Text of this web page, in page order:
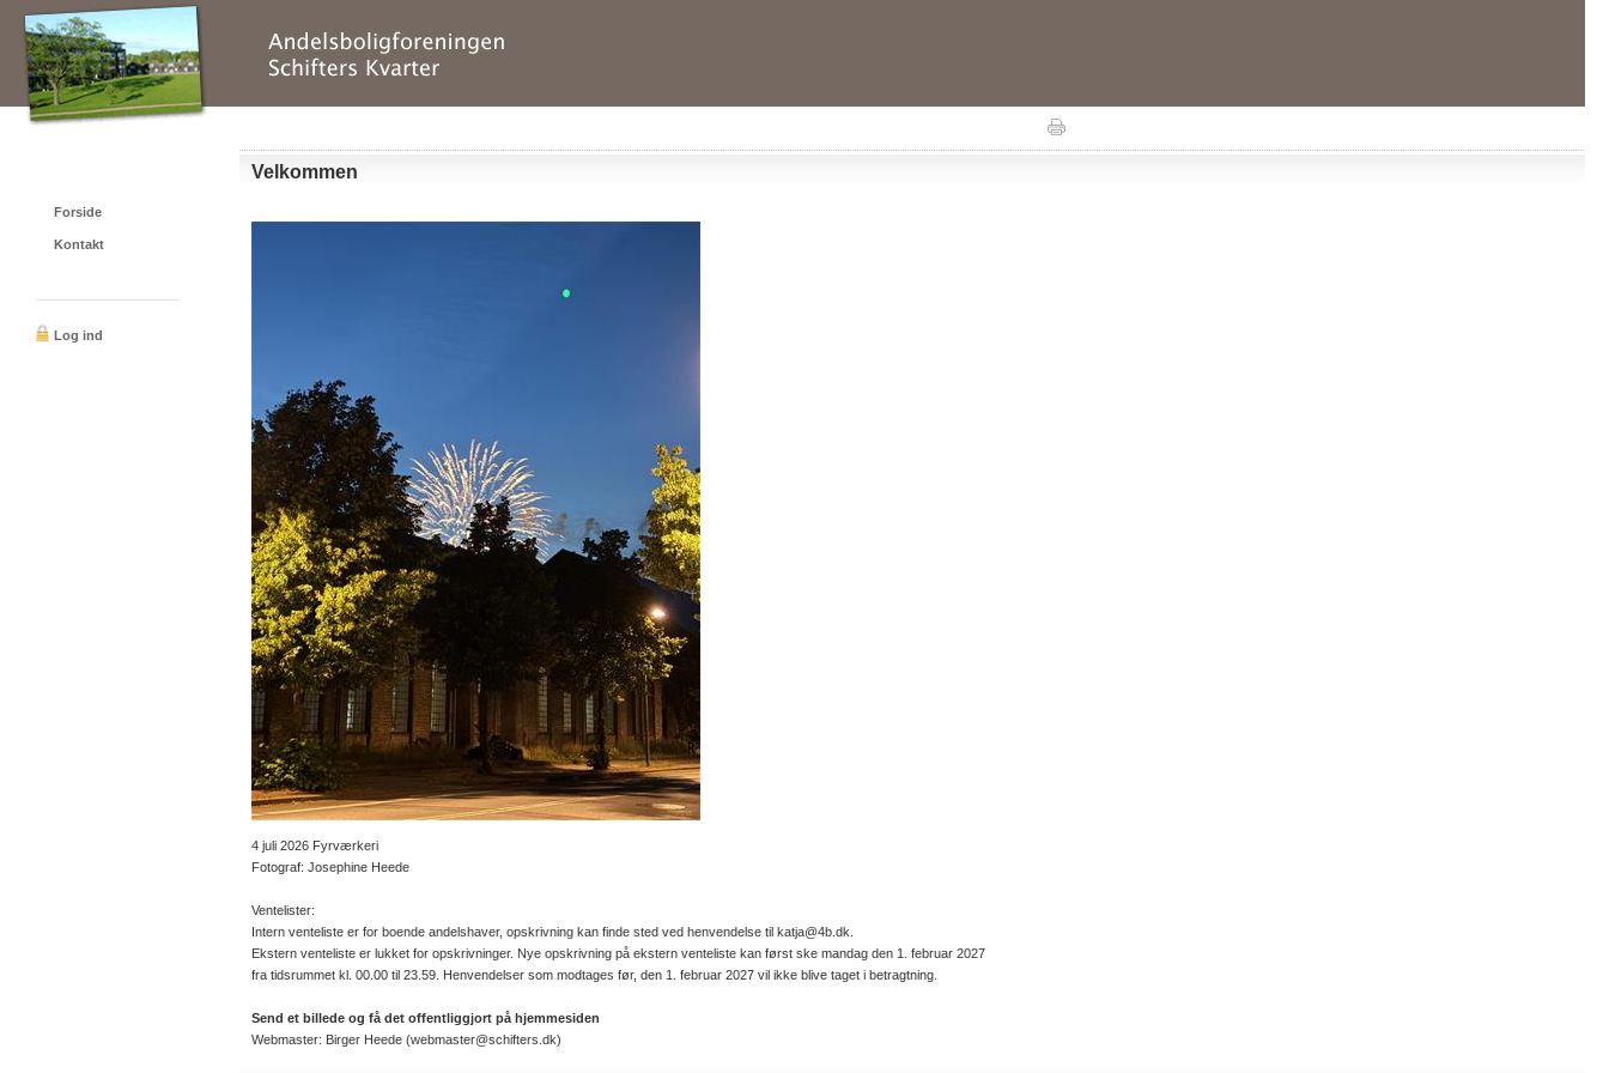
Forside
Kontakt
Log ind
Velkommen
4 juli 2026 Fyrværkeri
Fotograf: Josephine Heede
Ventelister:
Intern venteliste er for boende andelshaver, opskrivning kan finde sted ved henvendelse til katja@4b.dk.
Ekstern venteliste er lukket for opskrivninger. Nye opskrivning på ekstern venteliste kan først ske mandag den 1. februar 2027
fra tidsrummet kl. 00.00 til 23.59. Henvendelser som modtages før, den 1. februar 2027 vil ikke blive taget i betragtning.
Send et billede og få det offentliggjort på hjemmesiden
Webmaster: Birger Heede (webmaster@schifters.dk)